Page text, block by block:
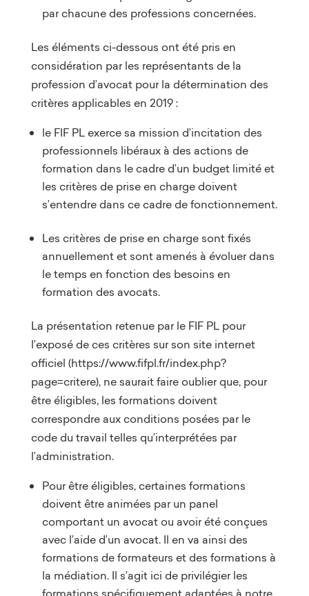
par chacune des professions concernées.
Les éléments ci-dessous ont été pris en
considération par les représentants de la
profession d’avocat pour la détermination des
critères applicables en 2019 :
le FIF PL exerce sa mission d’incitation des
professionnels libéraux à des actions de
formation dans le cadre d’un budget limité et
les critères de prise en charge doivent
s’entendre dans ce cadre de fonctionnement.
Les critères de prise en charge sont fixés
annuellement et sont amenés à évoluer dans
le temps en fonction des besoins en
formation des avocats.
La présentation retenue par le FIF PL pour
l’exposé de ces critères sur son site internet
officiel (https://www.fifpl.fr/index.php?
page=critere), ne saurait faire oublier que, pour
être éligibles, les formations doivent
correspondre aux conditions posées par le
code du travail telles qu’interprétées par
l’administration.
Pour être éligibles, certaines formations
doivent être animées par un panel
comportant un avocat ou avoir été conçues
avec l’aide d’un avocat. Il en va ainsi des
formations de formateurs et des formations à
la médiation. Il s’agit ici de privilégier les